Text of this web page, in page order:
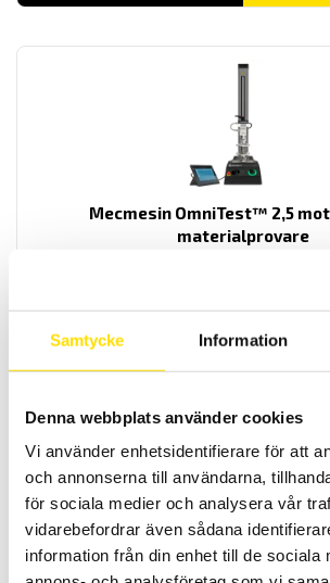
Samtycke Information
Denna webbplats använder cookies
Vi använder enhetsidentifierare för att
och annonserna till användarna,
för sociala medier och analysera vår
vidarebefordrar även sådana
information från din enhet till de sociala
Mecmesin OmniTest™ 2,5
materialprovare
PC styrd provställ/dragprovare för material
från Mecmesin med kapaciteter från 2,5
Mecmesin OmniTest™ 5,0